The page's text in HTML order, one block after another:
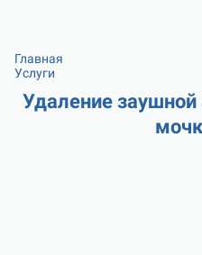
Главная
Услуги
Удаление